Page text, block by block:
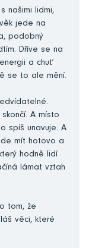
našimi lidmi,
jede na
podobný
Dříve se na
a chuť
se to ale mění.
A místo
spíš unavuje. A
mít hotovo a
hodně lidí
lámat vztah
tom, že
věci, které